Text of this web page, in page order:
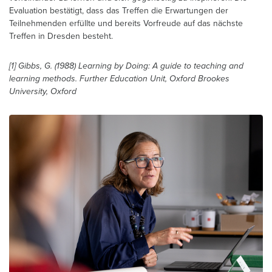
Evaluation bestätigt, dass das Treffen die Erwartungen der
Teilnehmenden erfüllte und bereits Vorfreude auf das nächste
Treffen in Dresden besteht.
[1] Gibbs, G. (1988) Learning by Doing: A guide to teaching and
learning methods. Further Education Unit, Oxford Brookes
University, Oxford